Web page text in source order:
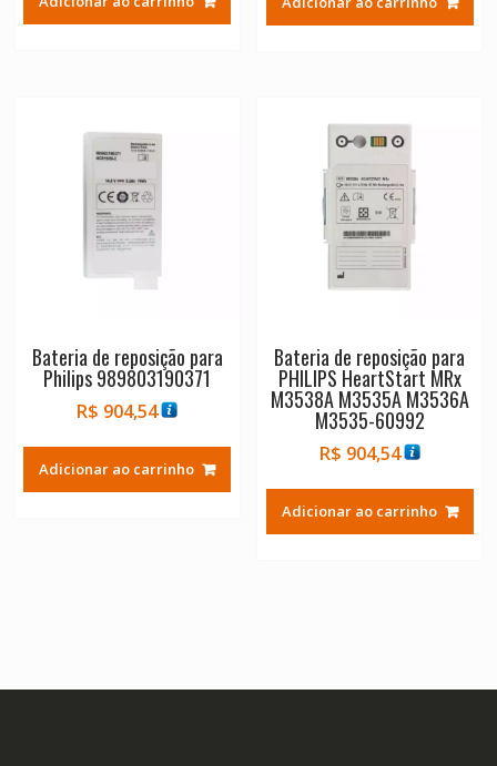
era:
é:
Bateria de reposição para
Philips 989803190371
R$ 904,54
Adicionar ao carrinho
Bateria de reposição para
PHILIPS HeartStart MRx
M3538A M3535A M3536A
M3535-60992
R$ 904,54
Adicionar ao carrinho